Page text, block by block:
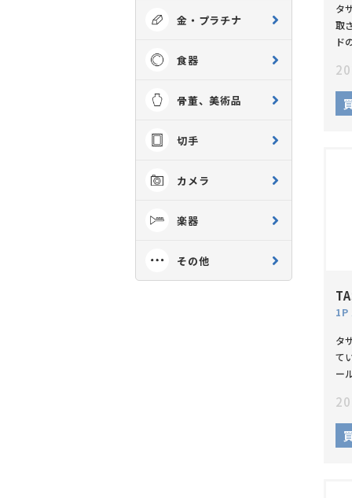
金・プラチナ
食器
骨董、美術品
切手
カメラ
楽器
その他
タ
取
ド
タ
て
ー